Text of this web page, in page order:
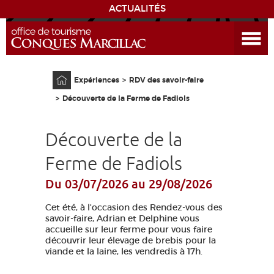
ACTUALITÉS
ENVIEDE...
DÉCOUVRIR LA DESTINATION
SÉJOURNER
AGENDA
Expériences
RDV des savoir-faire
Découverte de la Ferme de Fadiols
Découverte de la
Ferme de Fadiols
Du 03/07/2026au 29/08/2026
Cet été, à l'occasion des Rendez-vous des
savoir-faire, Adrian et Delphine vous
accueille sur leur ferme pour vous faire
découvrir leur élevage de brebis pour la
viande et la laine, les vendredis à 17h.